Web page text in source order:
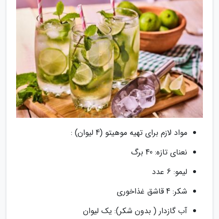
مواد لازم برای تهیه موهیتو (4 لیوان) :
نعنای تازه: 40 برگ
لیمو: 6 عدد
شکر: 4 قاشق غذاخوری
آب گازدار ( بدون شکر): یک لیوان